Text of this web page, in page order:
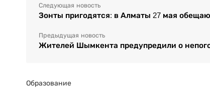
Следующая новость
Зонты пригодятся: в Алматы 27 мая
Предыдущая новость
Жителей Шымкента предупредили о
Образование